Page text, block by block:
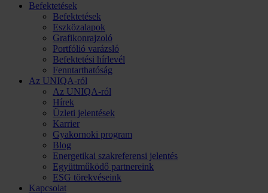
Befektetések
Befektetések
Eszközalapok
Grafikonrajzoló
Portfólió varázsló
Befektetési hírlevél
Fenntarthatóság
Az UNIQA-ról
Az UNIQA-ról
Hírek
Üzleti jelentések
Karrier
Gyakornoki program
Blog
Energetikai szakreferensi jelentés
Együttműködő partnereink
ESG törekvéseink
Kapcsolat